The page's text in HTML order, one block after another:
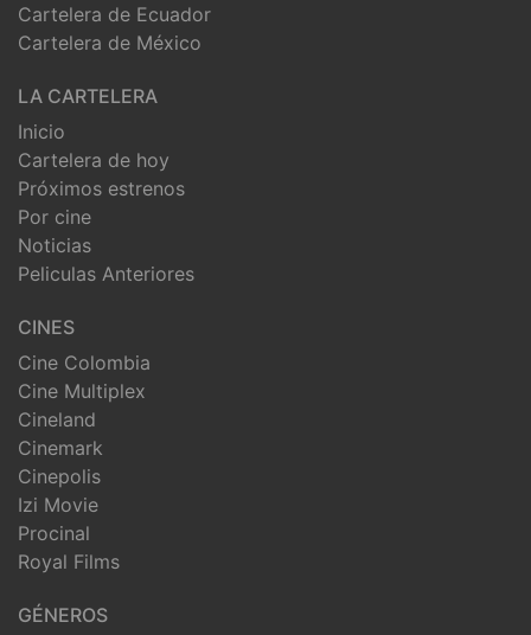
Cartelera de Ecuador
Cartelera de México
LA CARTELERA
Inicio
Cartelera de hoy
Próximos estrenos
Por cine
Noticias
Peliculas Anteriores
CINES
Cine Colombia
Cine Multiplex
Cineland
Cinemark
Cinepolis
Izi Movie
Procinal
Royal Films
GÉNEROS